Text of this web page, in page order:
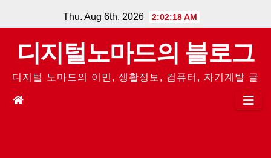
to
content
Thu. Aug 6th, 2026 2:02:19 AM
디지털노마드의 블로그
디지털 노마드의 이민, 생활정보, 컴퓨터, 자기계발 글